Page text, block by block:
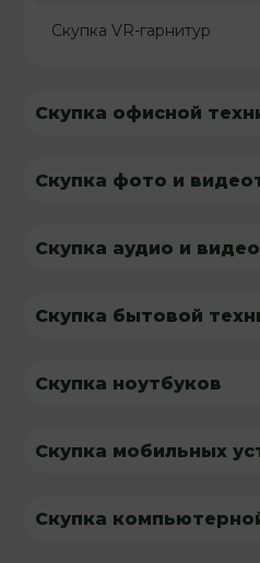
Скупка VR-гарнитур
Скупка офисной
Скупка фото и
Скупка аудио и
Скупка бытовой
Скупка ноутбуков
Скупка мобильных
Скупка